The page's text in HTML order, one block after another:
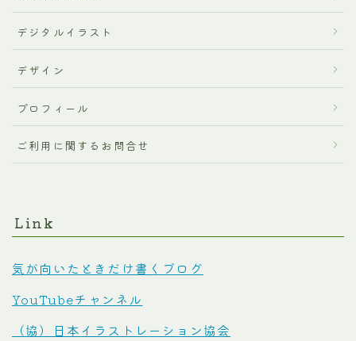
デジタルイラスト
デザイン
プロフィール
ご利用に関するお問合せ
Link
気が向いたときだけ書くブログ
YouTubeチャンネル
（協）日本イラストレーション協会